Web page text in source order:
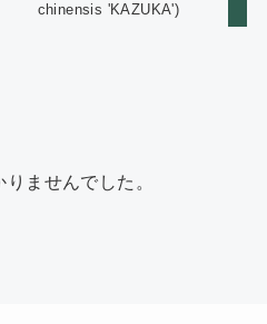
chinensis 'KAZUKA')
ませんでした。